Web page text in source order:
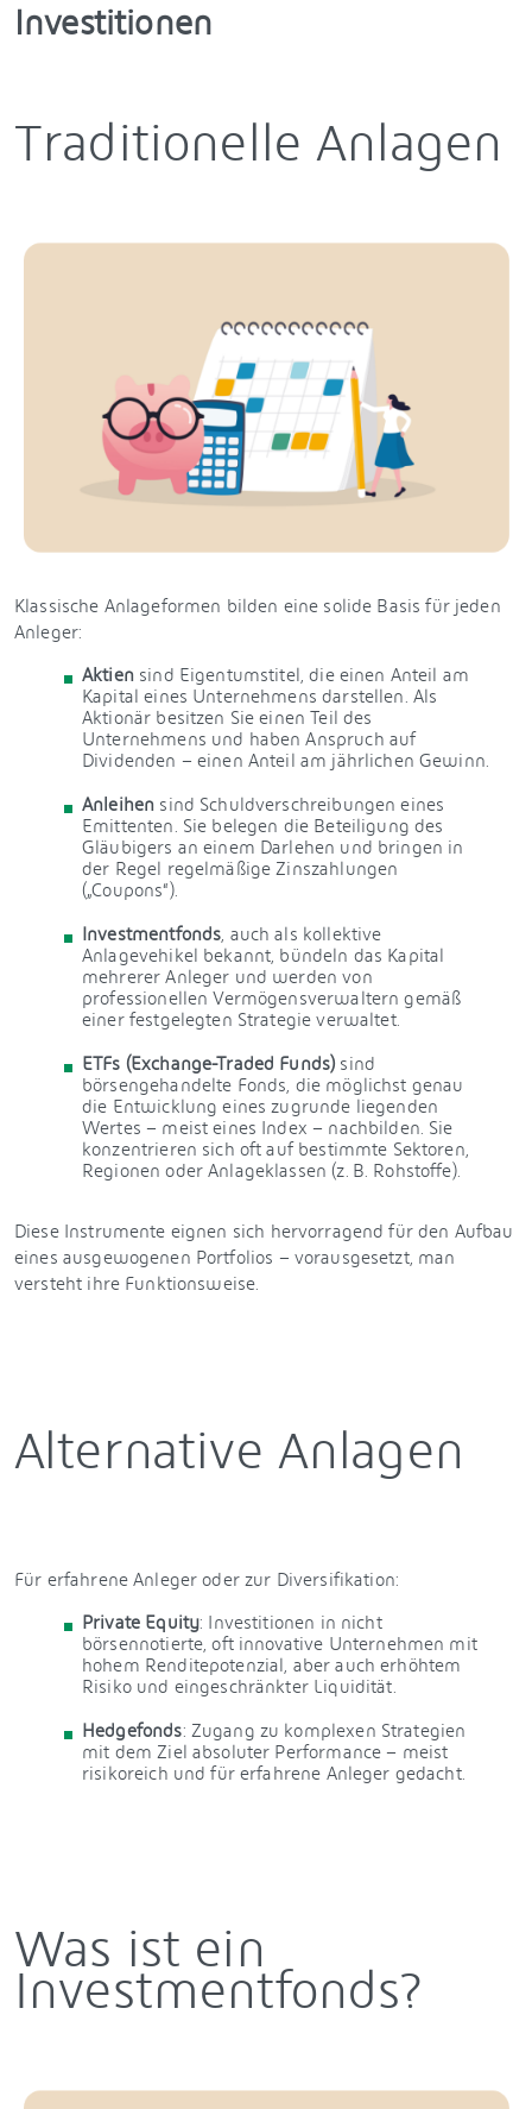
Investitionen
Traditionelle Anlagen
Klassische Anlageformen bilden eine solide Basis für jeden
Anleger:
Aktiensind Eigentumstitel, die einen Anteil am
Kapital eines Unternehmens darstellen. Als
Aktionär besitzen Sie einen Teil des
Unternehmens und haben Anspruch auf
Dividenden – einen Anteil am jährlichen Gewinn.
Anleihen sind Schuldverschreibungen eines
Emittenten. Sie belegen die Beteiligung des
Gläubigers an einem Darlehen und bringen in
der Regel regelmäßige Zinszahlungen
(„Coupons“).
Investmentfonds, auch als kollektive
Anlagevehikel bekannt, bündeln das Kapital
mehrerer Anleger und werden von
professionellen Vermögensverwaltern gemäß
einer festgelegten Strategie verwaltet.
ETFs (Exchange-Traded Funds) sind
börsengehandelte Fonds, die möglichst genau
die Entwicklung eines zugrunde liegenden
Wertes – meist eines Index – nachbilden. Sie
konzentrieren sich oft auf bestimmte Sektoren,
Regionen oder Anlageklassen (z. B. Rohstoffe).
Diese Instrumente eignen sich hervorragend für den Aufbau
eines ausgewogenen Portfolios – vorausgesetzt, man
versteht ihre Funktionsweise.
Alternative Anlagen
Für erfahrene Anleger oder zur Diversifikation:
Private Equity: Investitionen in nicht
börsennotierte, oft innovative Unternehmen mit
hohem Renditepotenzial, aber auch erhöhtem
Risiko und eingeschränkter Liquidität.
Hedgefonds: Zugang zu komplexen Strategien
mit dem Ziel absoluter Performance – meist
risikoreich und für erfahrene Anleger gedacht.
Was ist ein
Investmentfonds?